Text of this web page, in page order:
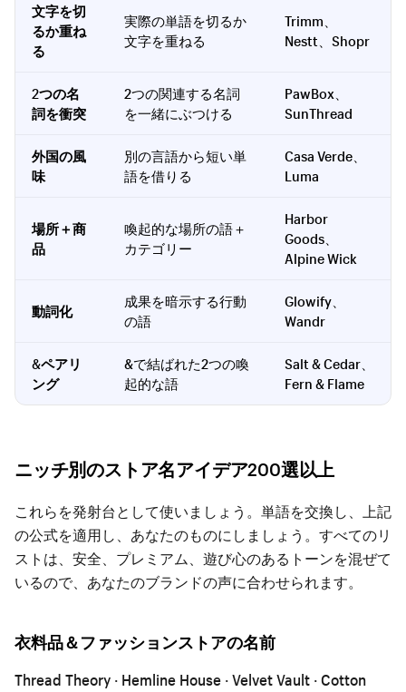
文字を切
るか重ね
る
実際の単語を切るか
文字を重ねる
Trimm、
Nestt、Shopr
2つの名
詞を衝突
2つの関連する名詞
を一緒にぶつける
PawBox、
SunThread
外国の風
味
別の言語から短い単
語を借りる
Casa Verde、
Luma
場所＋商
品
喚起的な場所の語＋
カテゴリー
Harbor
Goods、
Alpine Wick
動詞化
成果を暗示する行動
の語
Glowify、
Wandr
&ペアリ
ング
&で結ばれた2つの喚
起的な語
Salt & Cedar、
Fern & Flame
ニッチ別のストア名アイデア200選以上
これらを発射台として使いましょう。単語を交換し、上記
の公式を適用し、あなたのものにしましょう。すべてのリ
ストは、安全、プレミアム、遊び心のあるトーンを混ぜて
いるので、あなたのブランドの声に合わせられます。
衣料品＆ファッションストアの名前
Thread Theory · Hemline House · Velvet Vault · Cotton